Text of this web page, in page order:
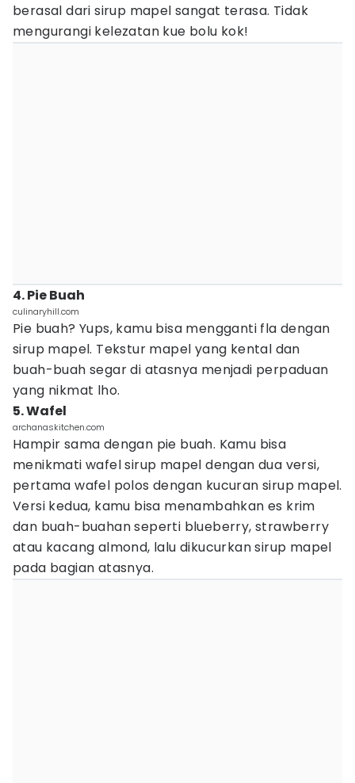
berasal dari sirup mapel sangat terasa. Tidak
mengurangi kelezatan kue bolu kok!
4. Pie Buah
culinaryhill.com
Pie buah? Yups, kamu bisa mengganti fla dengan
sirup mapel. Tekstur mapel yang kental dan
buah-buah segar di atasnya menjadi perpaduan
yang nikmat lho.
5. Wafel
archanaskitchen.com
Hampir sama dengan pie buah. Kamu bisa
menikmati wafel sirup mapel dengan dua versi,
pertama wafel polos dengan kucuran sirup mapel.
Versi kedua, kamu bisa menambahkan es krim
dan buah-buahan seperti blueberry, strawberry
atau kacang almond, lalu dikucurkan sirup mapel
pada bagian atasnya.